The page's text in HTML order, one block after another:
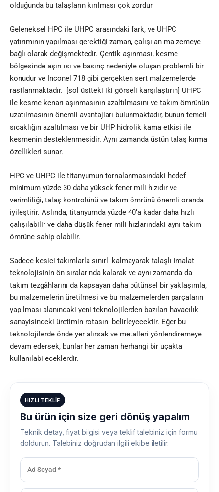
olduğunda bu talaşların kırılması çok zordur.
Geleneksel HPC ile UHPC arasındaki fark, ve UHPC
yatırımının yapılması gerektiği zaman, çalışılan malzemeye
bağlı olarak değişmektedir. Çentik aşınması, kesme
bölgesinde aşırı ısı ve basınç nedeniyle oluşan problemli bir
konudur ve Inconel 718 gibi gerçekten sert malzemelerde
rastlanmaktadır. [sol üstteki iki görseli karşılaştırın] UHPC
ile kesme kenarı aşınmasının azaltılmasını ve takım ömrünün
uzatılmasının önemli avantajları bulunmaktadır, bunun temeli
sıcaklığın azaltılması ve bir UHP hidrolik kama etkisi ile
kesmenin desteklenmesidir. Aynı zamanda üstün talaş kırma
özellikleri sunar.
HPC ve UHPC ile titanyumun tornalanmasındaki hedef
minimum yüzde 30 daha yüksek fener mili hızıdır ve
verimliliği, talaş kontrolünü ve takım ömrünü önemli oranda
iyileştirir. Aslında, titanyumda yüzde 40’a kadar daha hızlı
çalışılabilir ve daha düşük fener mili hızlarındaki aynı takım
ömrüne sahip olabilir.
Sadece kesici takımlarla sınırlı kalmayarak talaşlı imalat
teknolojisinin ön sıralarında kalarak ve aynı zamanda da
takım tezgâhlarını da kapsayan daha bütünsel bir yaklaşımla,
bu malzemelerin üretilmesi ve bu malzemelerden parçaların
yapılması alanındaki yeni teknolojilerden bazıları havacılık
sanayisindeki üretimin rotasını belirleyecektir. Eğer bu
teknolojilerde önde yer alırsak ve metalleri yönlendiremeye
devam edersek, bunlar her zaman herhangi bir uçakta
kullanılabileceklerdir.
HIZLI TEKLIF
Bu ürün için size geri dönüş yapalım
Teknik detay, fiyat bilgisi veya teklif talebiniz için formu
doldurun. Talebiniz doğrudan ilgili ekibe iletilir.